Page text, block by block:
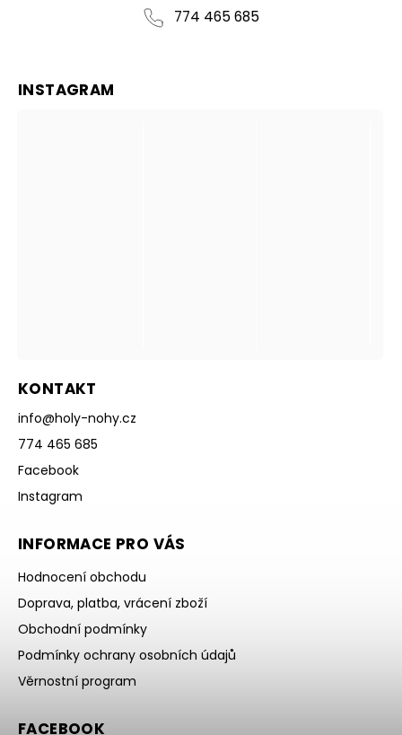
774 465 685
KONTAKT
info@holy-nohy.cz
774 465 685
Facebook
Instagram
INFORMACE PRO VÁS
Hodnocení obchodu
Doprava, platba, vrácení zboží
Obchodní podmínky
Podmínky ochrany osobních údajů
Věrnostní program
FACEBOOK
INSTAGRAM